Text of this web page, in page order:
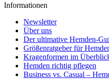
Informationen
Newsletter
Über uns
Der ultimative Hemden-
Größenratgeber für
Kragenformen im
Hemden richtig pflegen
Business vs. Casual –